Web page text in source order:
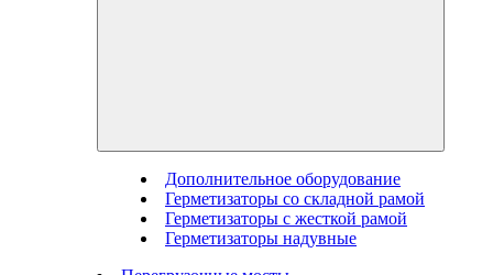
Дополнительное оборудование
Герметизаторы со складной рамой
Герметизаторы с жесткой рамой
Герметизаторы надувные